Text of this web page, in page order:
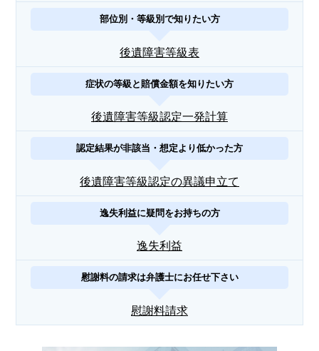
部位別・等級別で知りたい方
後遺障害等級表
症状の等級と賠償金額を知りたい方
後遺障害等級認定一発計算
認定結果が非該当・想定より低かった方
後遺障害等級認定の異議申立て
逸失利益に疑問をお持ちの方
逸失利益
慰謝料の請求は弁護士にお任せ下さい
慰謝料請求